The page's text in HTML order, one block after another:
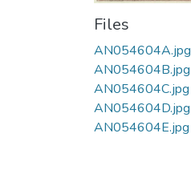
Files
AN054604A.jpg
AN054604B.jpg
AN054604C.jpg
AN054604D.jpg
AN054604E.jpg